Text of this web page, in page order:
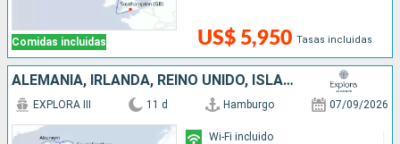
Comidas incluidas US$ 5,950 Tasas incluidas
ALEMANIA, IRLANDA, REINO UNIDO, ISLANDIA
EXPLORA III 11 d Hamburgo 07/09/2026
Wi-Fi incluido